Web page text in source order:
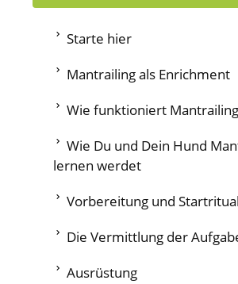
Starte hier
Mantrailing als Enrichment
Wie funktioniert Mantrailing
Wie Du und Dein Hund
lernen werdet
Vorbereitung und Startritual
Die Vermittlung der
Ausrüstung